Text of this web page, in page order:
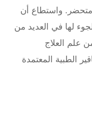
واستطاع أن
لها في العديد من
علم العلاج
الطبية المعتمدة